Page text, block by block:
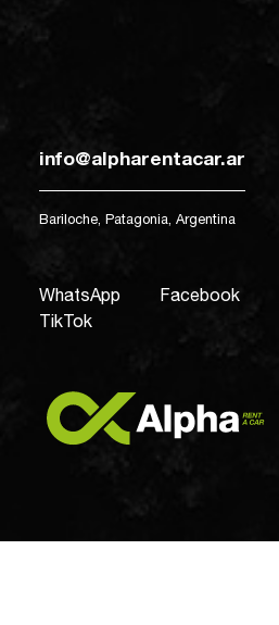
info@alpharentacar.ar
Bariloche, Patagonia, Argentina
WhatsApp Facebook
TikTok